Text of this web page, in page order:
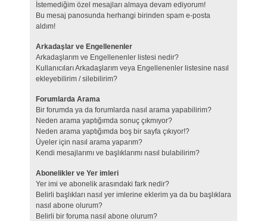
İstemediğim özel mesajları almaya devam ediyorum!
Bu mesaj panosunda herhangi birinden spam e-posta
aldım!
Arkadaşlar ve Engellenenler
Arkadaşlarım ve Engellenenler listesi nedir?
Kullanıcıları Arkadaşlarım veya Engellenenler listesine nasıl
ekleyebilirim / silebilirim?
Forumlarda Arama
Bir forumda ya da forumlarda nasıl arama yapabilirim?
Neden arama yaptığımda sonuç çıkmıyor?
Neden arama yaptığımda boş bir sayfa çıkıyor!?
Üyeler için nasıl arama yaparım?
Kendi mesajlarımı ve başlıklarımı nasıl bulabilirim?
Abonelikler ve Yer imleri
Yer imi ve abonelik arasındaki fark nedir?
Belirli başlıkları nasıl yer imlerine eklerim ya da bu başlıklara
nasıl abone olurum?
Belirli bir foruma nasıl abone olurum?